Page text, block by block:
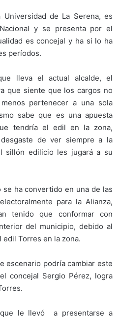
de La Serena, es
y se presenta por el
es concejal y ha si lo ha
períodos.
lleva el actual alcalde, el
que siente que los cargos no
pertenecer a una sola
sabe que es una apuesta
tendría el edil en la zona,
de ver siempre a la
sillón edilicio les jugará a su
se ha convertido en una de las
para la Alianza,
tenido que conformar con
del municipio, debido al
Torres en la zona.
escenario podría cambiar este
concejal Sergio Pérez, logra
que le llevó a presentarse a